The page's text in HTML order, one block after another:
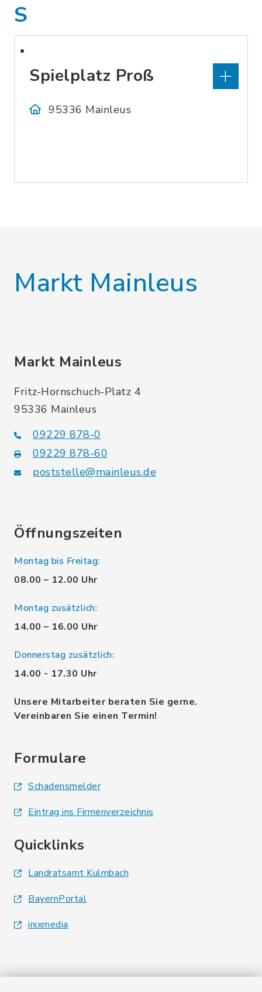
S
Spielplatz Proß
95336 Mainleus
Markt Mainleus
Markt Mainleus
Fritz-Hornschuch-Platz 4
95336 Mainleus
09229 878-0
09229 878-60
poststelle@mainleus.de
Öffnungszeiten
Montag bis Freitag:
08.00 – 12.00 Uhr
Montag zusätzlich:
14.00 – 16.00 Uhr
Donnerstag zusätzlich:
14.00 - 17.30 Uhr
Unsere Mitarbeiter beraten Sie gerne.
Vereinbaren Sie einen Termin!
Formulare
Schadensmelder
Eintrag ins Firmenverzeichnis
Quicklinks
Landratsamt Kulmbach
BayernPortal
inixmedia